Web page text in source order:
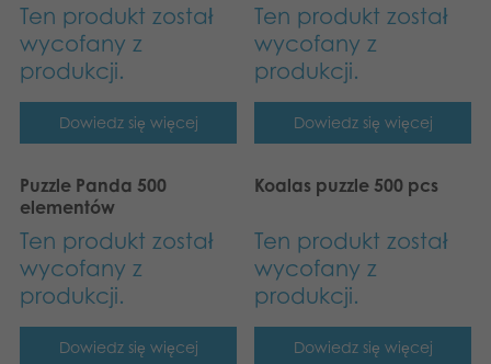
Ten produkt został
wycofany z
produkcji.
Dowiedz się więcej
Ten produkt został
wycofany z
produkcji.
Dowiedz się więcej
Puzzle Panda 500
elementów
Ten produkt został
wycofany z
produkcji.
Dowiedz się więcej
Koalas puzzle 500 pcs
Ten produkt został
wycofany z
produkcji.
Dowiedz się więcej